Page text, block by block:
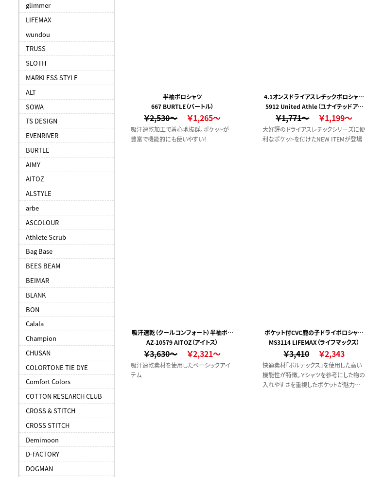
glimmer
LIFEMAX
wundou
TRUSS
SLOTH
MARKLESS STYLE
ALT
SOWA
TS DESIGN
EVENRIVER
BURTLE
AIMY
AITOZ
ALSTYLE
arbe
ASCOLOUR
Athlete Scrub
Bag Base
BEES BEAM
BEIMAR
BLANK
BON
Calala
Champion
CHUSAN
COLORTONE TIE DYE
Comfort Colors
COTTON RESEARCH CLUB
CROSS & STITCH
CROSS STITCH
Demimoon
D-FACTORY
DOGMAN
半袖ポロシャツ
667 BURTLE（バートル）
￥2,530～ ￥1,265～
吸汗速乾加工で着心地抜群。ポケットが
豊富で機能的にも使いやすい！
4.1オンスドライアスレチックポロシャツ
(ポケット付)
5912 United Athle（ユナイテッドアス
￥1,771～ ￥1,199～
大好評のドライアスレチックシリーズに便
利なポケットを付けたNEW ITEMが登場
吸汗速乾（クールコンフォート）半袖ポロ
シャツ（男女兼用）（ポケット付）
AZ-10579 AITOZ（アイトス）
￥3,630～ ￥2,321～
吸汗速乾素材を使用したベーシックアイ
テム
ポケット付CVC鹿の子ドライポロシャツ
(ポケット付)
MS3114 LIFEMAX（ライフマックス）
￥3,410 ￥2,343
快適素材「ボルテックス」を使用した高い
機能性が特徴。Ｙシャツを参考にした物の
入れやすさを重視したポケットが魅力の